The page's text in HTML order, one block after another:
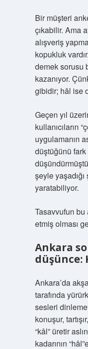
Bir müşteri
çıkabilir. Ama
alışveriş
kopukluk
demek sorusu
kazanıyor.
gibidir; hâl ise
Geçen yıl
kullanıcıların
uygulamanın
düştüğünü
şeyle
yaratabiliyor.
Tasavvufun bu
etmiş olması
Ankara
düşünce:
Ankara’da
tarafında
sesleri
konuşur,
“kâl” üretir
kadarının